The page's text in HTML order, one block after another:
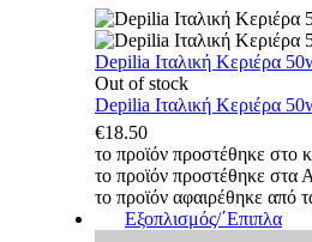
Depilia Ιταλική Κεριέρα
Out of stock
Depilia Ιταλική Κεριέρα
€18.50
το προϊόν προστέθηκε στο
το προϊόν προστέθηκε στα
το προϊόν αφαιρέθηκε από
Εξοπλισμός/΄Επιπλα